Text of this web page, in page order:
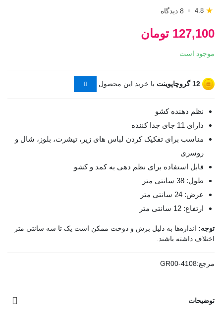
4.8 ★ 8 دیدگاه
127,100 تومان
موجود است
12 گروچاپوینت با خرید این محصول
نظم دهنده کشو
دارای 11 جای جدا کننده
مناسب برای تفکیک کردن لباس های زیر، تیشرت، بلوز، شال و
روسری
قابل استفاده برای نظم دهی به کمد و کشو
طول: 38 سانتی متر
عرض: 24 سانتی متر
ارتفاع: 12 سانتی متر
توجه: اندازه‌ها به دلیل برش و دوخت ممکن است یک تا سه سانتی متر
اختلاف داشته باشند.
مرجع:GR00-4108
توضیحات